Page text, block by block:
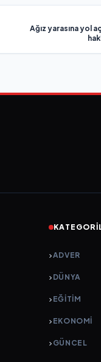
Ağız yarasına yol
ADVER
DÜNYA
EĞİTİM
EKONOMİ
GÜNCEL